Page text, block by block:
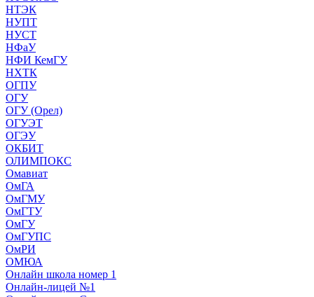
НТЭК
НУПТ
НУСТ
НФаУ
НФИ КемГУ
НХТК
ОГПУ
ОГУ
ОГУ (Орел)
ОГУЭТ
ОГЭУ
ОКБИТ
ОЛИМПОКС
Омавиат
ОмГА
ОмГМУ
ОмГТУ
ОмГУ
ОмГУПС
ОмРИ
ОМЮА
Онлайн школа номер 1
Онлайн-лицей №1